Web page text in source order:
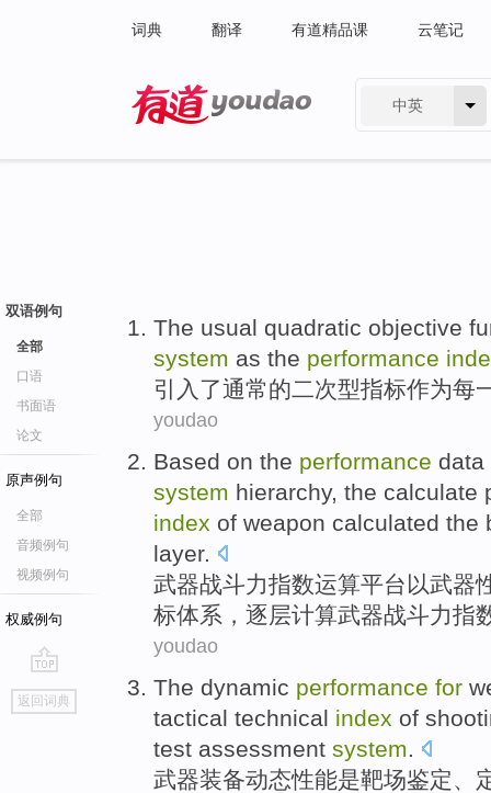
词典 翻译 有道精品课 云笔记
中英
双语例句
全部
口语
书面语
论文
原声例句
全部
音频例句
视频例句
权威例句
go
top
返回词典
The usual quadratic objective
system as the performance
引入 了通常的二次型指标作为每
youdao
Based on the performance data
system hierarchy, the calculate
index of weapon calculated the
layer.
武器战斗力指数运算平台 以武器
标体系 ， 逐层计算武器战斗力指
youdao
The dynamic performance for
tactical technical index of
test assessment system
武器装备动态性能是靶场鉴定